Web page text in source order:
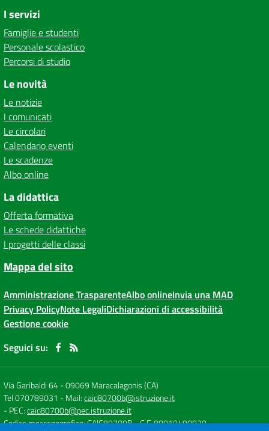
I servizi
Famiglie e studenti
Personale scolastico
Percorsi di studio
Le novità
Le notizie
I comunicati
Le circolari
Calendario eventi
Le scadenze
Albo online
La didattica
Offerta formativa
Le schede didattiche
I progetti delle classi
Mappa del sito
Amministrazione TrasparenteAlbo onlineInvia una MAD
Privacy PolicyNote LegaliDichiarazioni di accessibilità
Gestione cookie
Seguici su:
Via Garibaldi 64-09069 Maracalagonis (CA)
Tel 070789031 - Mail:caic80700b@istruzione.it
- PEC:caic80700b@pec.istruzione.it
Codice meccanografico: CAIC80700B- C.F. 80010490920